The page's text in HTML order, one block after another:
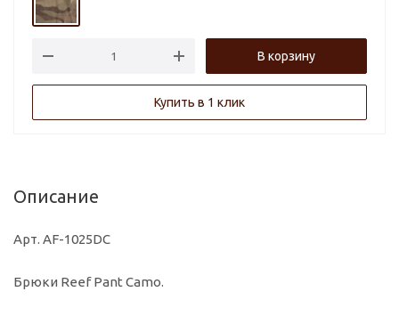
В корзину
Купить в 1 клик
Описание
Арт. AF-1025DC
Брюки Reef Pant Camo.